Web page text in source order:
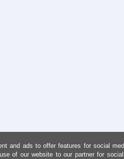
and ads to offer features for social
of our website to our partner for